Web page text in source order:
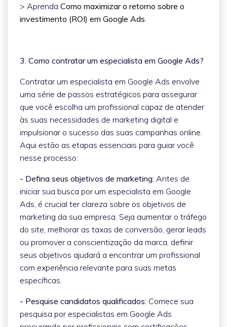
> Aprenda Como maximizar o retorno sobre o
investimento (ROI) em Google Ads
3. Como contratar um especialista em Google Ads?
Contratar um especialista em Google Ads envolve
uma série de passos estratégicos para assegurar
que você escolha um profissional capaz de atender
às suas necessidades de marketing digital e
impulsionar o sucesso das suas campanhas online.
Aqui estão as etapas essenciais para guiar você
nesse processo:
- Defina seus objetivos de marketing: Antes de
iniciar sua busca por um especialista em Google
Ads, é crucial ter clareza sobre os objetivos de
marketing da sua empresa. Seja aumentar o tráfego
do site, melhorar as taxas de conversão, gerar leads
ou promover a conscientização da marca, definir
seus objetivos ajudará a encontrar um profissional
com experiência relevante para suas metas
específicas.
- Pesquise candidatos qualificados: Comece sua
pesquisa por especialistas em Google Ads